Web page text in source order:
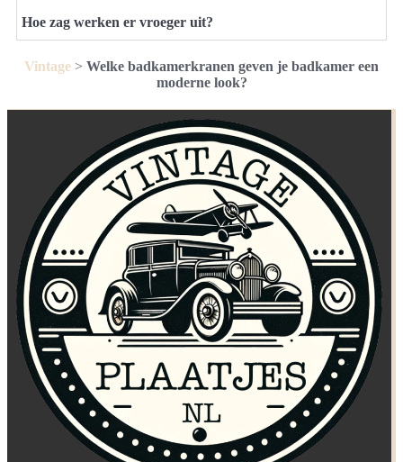
Hoe zag werken er vroeger uit?
Vintage > Welke badkamerkranen geven je badkamer een
moderne look?